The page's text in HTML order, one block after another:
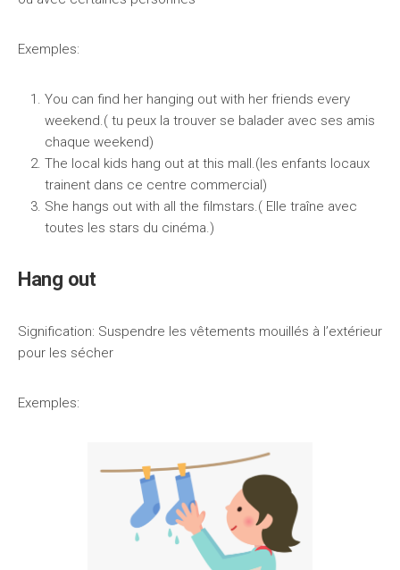
Exemples:
You can find her hanging out with her friends every
weekend.( tu peux la trouver se balader avec ses amis
chaque weekend)
The local kids hang out at this mall.(les enfants locaux
trainent dans ce centre commercial)
She hangs out with all the filmstars.( Elle traîne avec
toutes les stars du cinéma.)
Hang out
Signification: Suspendre les vêtements mouillés à l’extérieur
pour les sécher
Exemples: